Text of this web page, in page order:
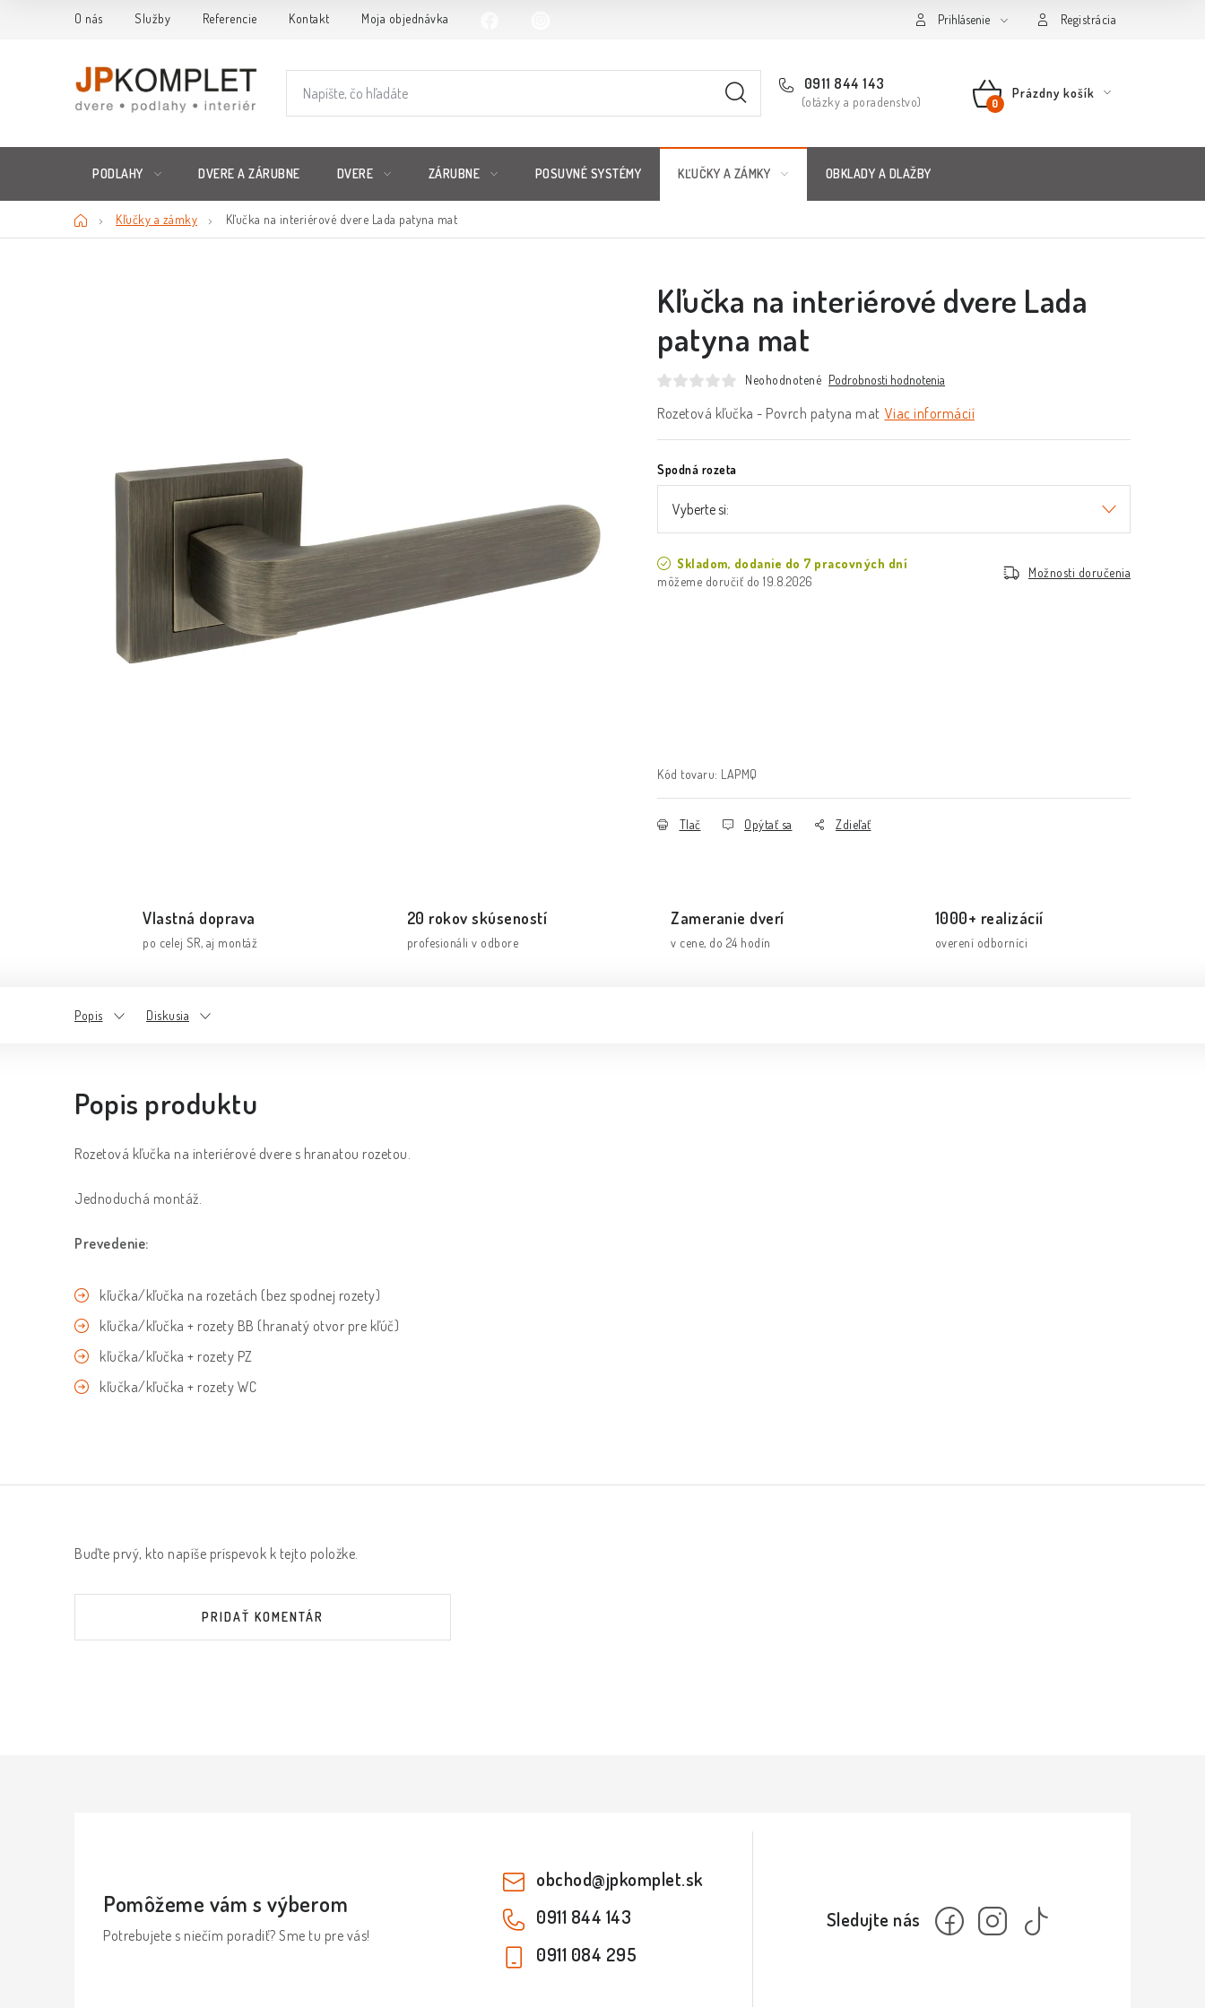
O nás Služby Referencie Kontakt Moja objednávka Prihlásenie Registrácia
0911 844 143
(otázky a poradenstvo)
NÁKUPNÝ
Prázdny košík
PODLAHY DVERE A ZÁRUBNE DVERE ZÁRUBNE POSUVNÉ SYSTÉMY KĽUČKY A ZÁMKY OBKLADY A DLAŽBY
DomovKľučky a zámky Kľučka na interiérové dvere Lada patyna mat
Kľučka na interiérové dvere Lada
patyna mat
Neohodnotené Podrobnosti hodnotenia
Rozetová kľučka - Povrch patyna mat Viac informácií
Spodná rozeta
Skladom, dodanie do 7 pracovných dní
19.8.2026
Možnosti doručenia
Kód tovaru: LAPMQ
Tlač Opýtať sa Zdieľať
Vlastná doprava
po celej SR, aj montáž
20 rokov skúseností
profesionáli v odbore
Zameranie dverí
v cene, do 24 hodín
1000+ realizácií
overení odborníci
Popis Diskusia
Popis produktu
Rozetová kľučka na interiérové dvere s hranatou rozetou.
Jednoduchá montáž.
Prevedenie:
kľučka/kľučka na rozetách (bez spodnej rozety)
kľučka/kľučka + rozety BB (hranatý otvor pre kľúč)
kľučka/kľučka + rozety PZ
kľučka/kľučka + rozety WC
Buďte prvý, kto napíše príspevok k tejto položke.
PRIDAŤ KOMENTÁR
Pomôžeme vám s výberom
Potrebujete s niečím poradiť? Sme tu pre vás!
obchod@jpkomplet.sk
0911 844 143
0911 084 295